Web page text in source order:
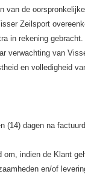
van de
Zeilsport
in rekening
verwachting van
en volledigheid
(14) dagen na
indien de Klant
en/of